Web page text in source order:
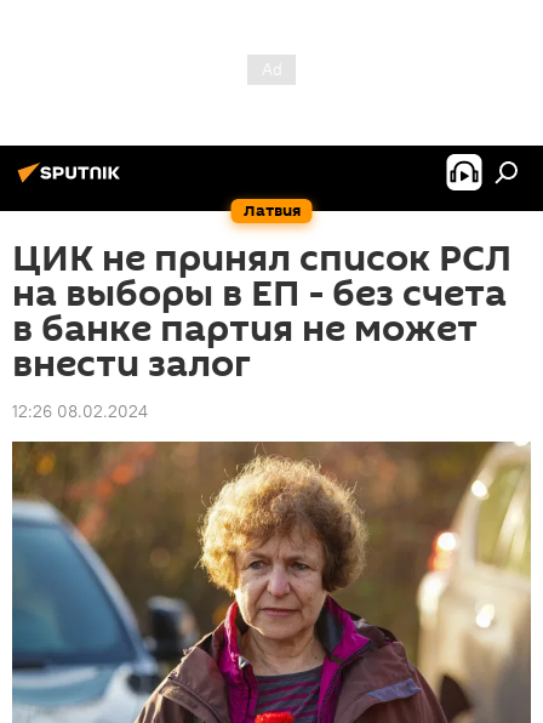
Латвия
ЦИК не принял список РСЛ
на выборы в ЕП - без счета
в банке партия не может
внести залог
12:26 08.02.2024